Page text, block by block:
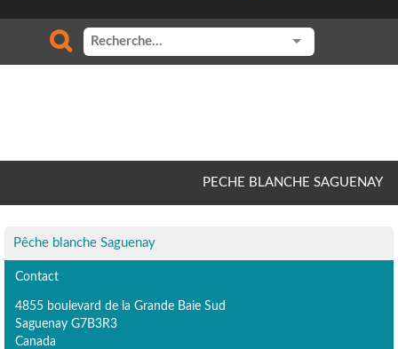
PECHE BLANCHE SAGUENAY
Pêche blanche Saguenay
Contact
4855 boulevard de la Grande Baie Sud
Saguenay G7B3R3
Canada